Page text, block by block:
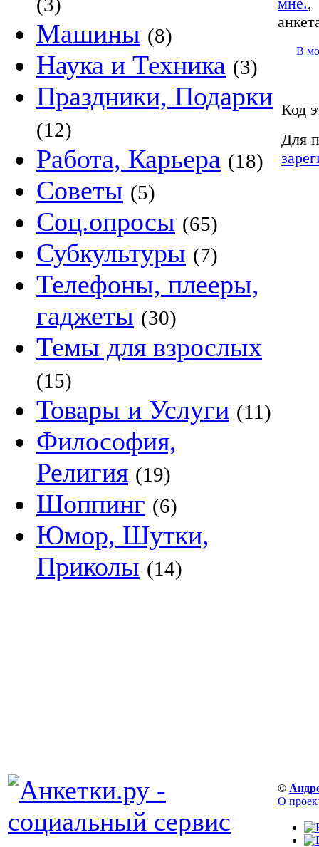
Машины (8)
Наука и Техника (3)
Праздники, Подарки
(12)
Работа, Карьера (18)
Советы (5)
Соц.опросы (65)
Субкультуры (7)
Телефоны, плееры,
гаджеты (30)
Темы для взрослых
(15)
Товары и Услуги (11)
Философия,
Религия (19)
Шоппинг (6)
Юмор, Шутки,
Приколы (14)
В
Код
Для
©
О